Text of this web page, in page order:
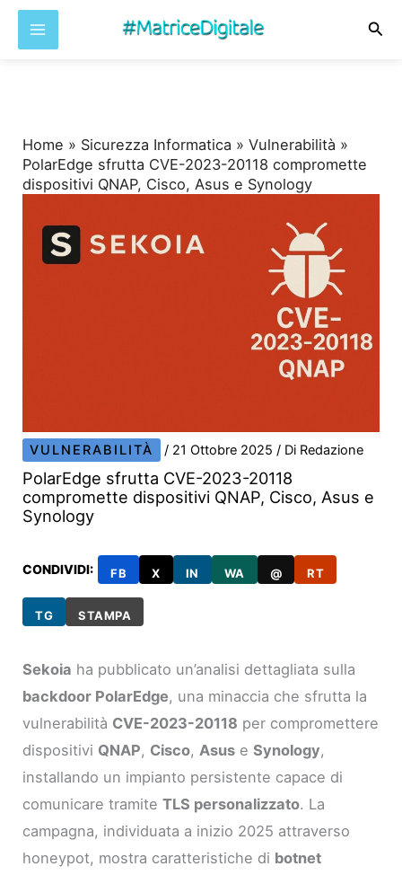
Home » Sicurezza Informatica »Vulnerabilità »
PolarEdge sfrutta CVE-2023-20118 compromette
dispositivi QNAP, Cisco, Asus e Synology
VULNERABILITÀ / 21 Ottobre 2025/ Di Redazione
PolarEdge sfrutta CVE-2023-20118
compromette dispositivi QNAP, Cisco, Asus e
Synology
CONDIVIDI: FB X IN WA @ RT
TG STAMPA
Sekoia ha pubblicato un’analisi dettagliata sulla
backdoor PolarEdge, una minaccia che sfrutta la
vulnerabilità CVE-2023-20118 per compromettere
dispositivi QNAP, Cisco,Asus eSynology,
installando un impianto persistente capace di
comunicare tramiteTLS personalizzato. La
campagna, individuata a inizio 2025 attraverso
honeypot, mostra caratteristiche di botnet